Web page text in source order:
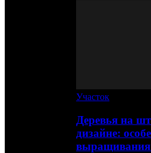
Участок
Деревья на
дизайне: